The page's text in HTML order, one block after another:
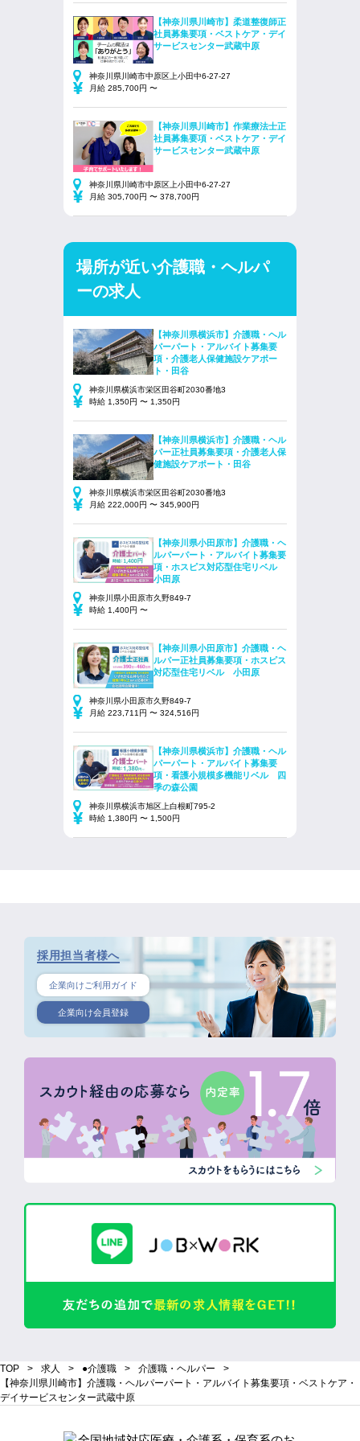
【神奈川県川崎市】柔道整復師正
社員募集要項・ベストケア・デイ
サービスセンター武蔵中原
神奈川県川崎市中原区上小田中6-27-27
月給 285,700円 〜
【神奈川県川崎市】作業療法士正
社員募集要項・ベストケア・デイ
サービスセンター武蔵中原
神奈川県川崎市中原区上小田中6-27-27
月給 305,700円 〜 378,700円
場所が近い介護職・ヘルパ
ーの求人
【神奈川県横浜市】介護職・ヘル
パーパート・アルバイト募集要
項・介護老人保健施設ケアポー
ト・田谷
神奈川県横浜市栄区田谷町2030番地3
時給 1,350円 〜 1,350円
【神奈川県横浜市】介護職・ヘル
パー正社員募集要項・介護老人保
健施設ケアポート・田谷
神奈川県横浜市栄区田谷町2030番地3
月給 222,000円 〜 345,900円
【神奈川県小田原市】介護職・ヘ
ルパーパート・アルバイト募集要
項・ホスピス対応型住宅リベル
小田原
神奈川県小田原市久野849‐7
時給 1,400円 〜
【神奈川県小田原市】介護職・ヘ
ルパー正社員募集要項・ホスピス
対応型住宅リベル 小田原
神奈川県小田原市久野849‐7
月給 223,711円 〜 324,516円
【神奈川県横浜市】介護職・ヘル
パーパート・アルバイト募集要
項・看護小規模多機能リベル 四
季の森公園
神奈川県横浜市旭区上白根町795‐2
時給 1,380円 〜 1,500円
採用担当者様へ
企業向けご利用ガイド
企業向け会員登録
TOP 求人 ●介護職
介護職・ヘルパー
【神奈川県川崎市】介護職・ヘルパーパート・アルバイト募集要項・ベストケア・
デイサービスセンター武蔵中原